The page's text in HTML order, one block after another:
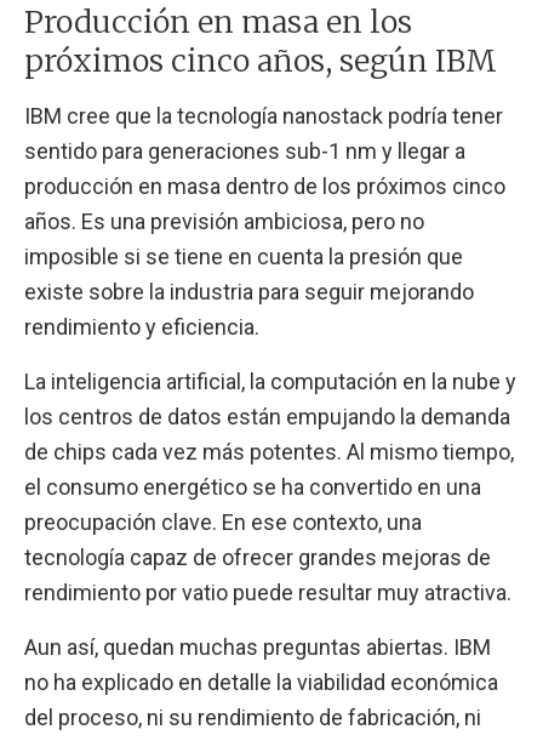
Producción en masa en los
próximos cinco años, según IBM
IBM cree que la tecnología nanostack podría tener
sentido para generaciones sub-1 nm y llegar a
producción en masa dentro de los próximos cinco
años. Es una previsión ambiciosa, pero no
imposible si se tiene en cuenta la presión que
existe sobre la industria para seguir mejorando
rendimiento y eficiencia.
La inteligencia artificial, la computación en la nube y
los centros de datos están empujando la demanda
de chips cada vez más potentes. Al mismo tiempo,
el consumo energético se ha convertido en una
preocupación clave. En ese contexto, una
tecnología capaz de ofrecer grandes mejoras de
rendimiento por vatio puede resultar muy atractiva.
Aun así, quedan muchas preguntas abiertas. IBM
no ha explicado en detalle la viabilidad económica
del proceso, ni su rendimiento de fabricación, ni